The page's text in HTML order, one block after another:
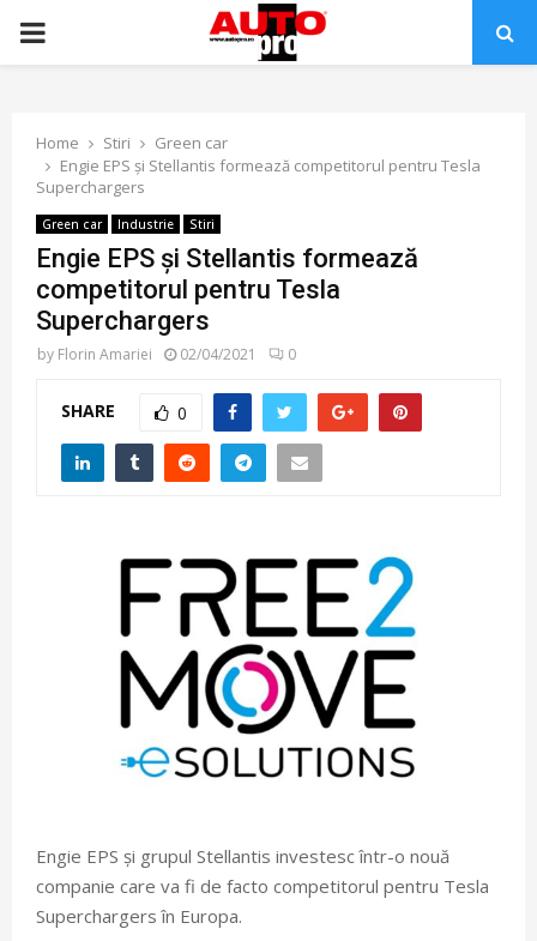
PRIMARY
Home Stiri
Green car
Engie EPS și Stellantis formează competitorul pentru Tesla
Superchargers
Green car Industrie Stiri
Engie EPS și Stellantis formează
competitorul pentru Tesla
Superchargers
by Florin Amariei 02/04/2021 0
SHARE 0
Engie EPS și grupul Stellantis investesc într-o nouă
companie care va fi de facto competitorul pentru Tesla
Superchargers în Europa.